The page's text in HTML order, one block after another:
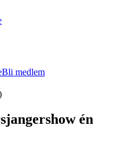
Bli medlem
én